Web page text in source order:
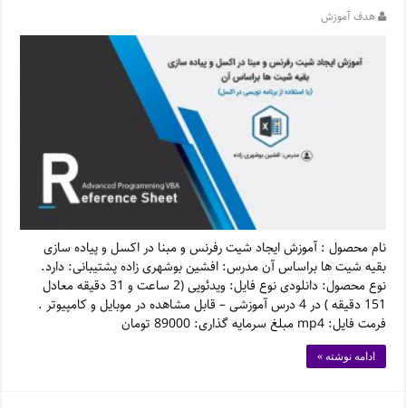
هدف آموزش
نام محصول : آموزش ایجاد شیت رفرنس و مبنا در اکسل و پیاده سازی
بقیه شیت ها براساس آن مدرس: افشین بوشهری زاده پشتیبانی: دارد.
نوع محصول: دانلودی نوع فایل: ویدئویی (2 ساعت و 31 دقیقه معادل
151 دقیقه ) در 4 درس آموزشی – قابل مشاهده در موبایل و کامپیوتر .
فرمت فایل: mp4 مبلغ سرمایه گذاری: 89000 تومان
ادامه نوشته »